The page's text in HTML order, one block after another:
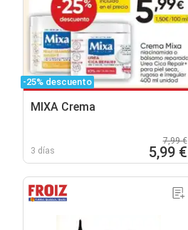
-25% descuento
MIXA Crema
3 días
7,99 €
5,99 €